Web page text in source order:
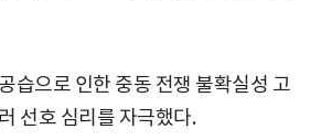
습으로 인한 중동 전쟁 불확실성 고
선호 심리를 자극했다.